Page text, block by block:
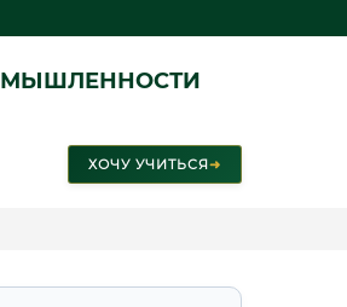
ХОЧУ УЧИТЬСЯ➜